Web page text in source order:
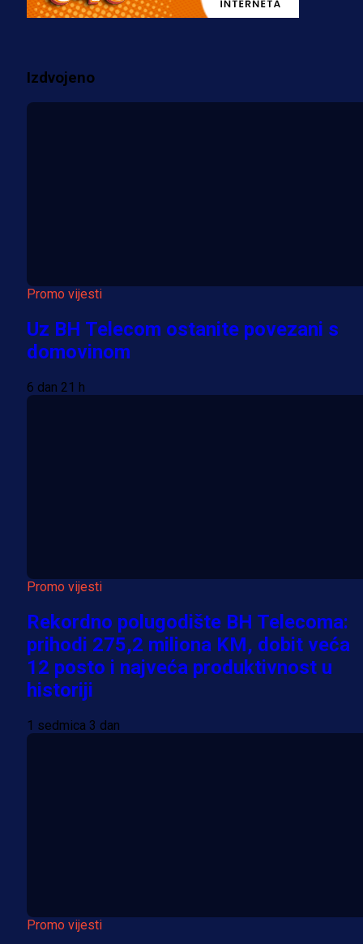
prostorije FK Borac!
Više vijesti
Izdvojeno
Promo vijesti
Uz BH Telecom ostanite povezani s
domovinom
6 dan 21 h
Promo vijesti
Rekordno polugodište BH Telecoma:
prihodi 275,2 miliona KM, dobit veća
12 posto i najveća produktivnost u
historiji
1 sedmica 3 dan
Promo vijesti